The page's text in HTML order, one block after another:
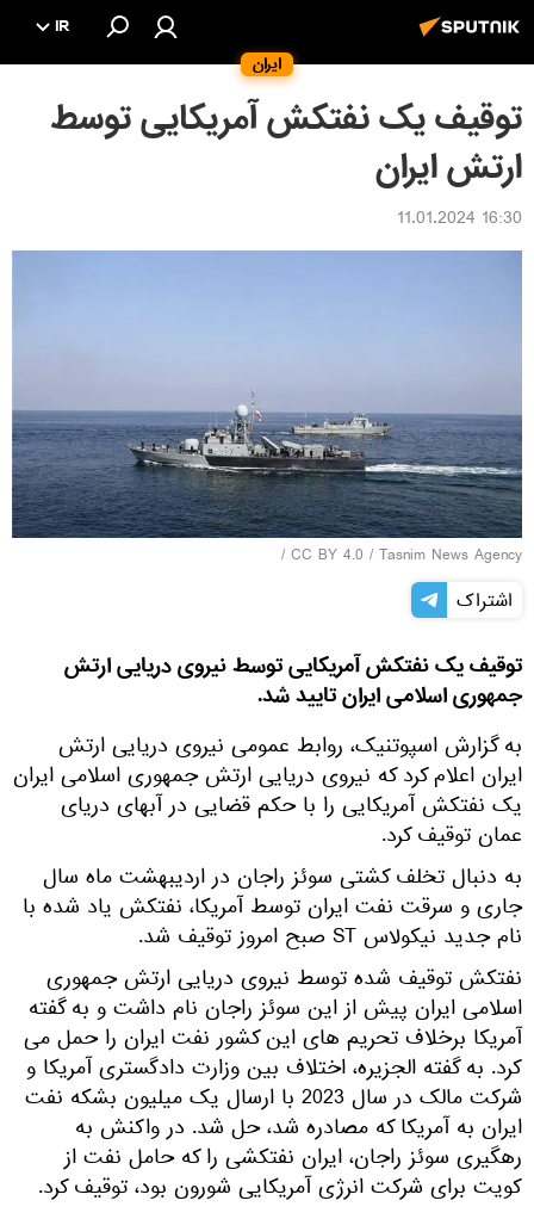
ایران
IR
توقیف یک نفتکش آمریکایی توسط
ارتش ایران
16:30 11.01.2024
CC BY 4.0 / Tasnim News Agency
/
اشتراک
توقیف یک نفتکش آمریکایی توسط نیروی دریایی ارتش
جمهوری اسلامی ایران تایید شد.
به گزارش اسپوتنیک، روابط عمومی نیروی دریایی ارتش
ایران اعلام کرد که نیروی دریایی ارتش جمهوری اسلامی ایران
یک نفتکش آمریکایی را با حکم قضایی در آبهای دریای
عمان توقیف کرد.
به دنبال تخلف کشتی سوئز راجان در اردیبهشت ماه سال
جاری و سرقت نفت ایران توسط آمریکا، نفتکش یاد شده با
نام جدید نیکولاس ST صبح امروز توقیف شد.
نفتکش توقیف شده توسط نیروی دریایی ارتش جمهوری
اسلامی ایران پیش از این سوئز راجان نام داشت و به گفته
آمریکا برخلاف تحریم های این کشور نفت ایران را حمل می
کرد. به گفته الجزیره، اختلاف بین وزارت دادگستری آمریکا و
شرکت مالک در سال 2023 با ارسال یک میلیون بشکه نفت
ایران به آمریکا که مصادره شد، حل شد. در واکنش به
رهگیری سوئز راجان، ایران نفتکشی را که حامل نفت از
کویت برای شرکت انرژی آمریکایی شورون بود، توقیف کرد.